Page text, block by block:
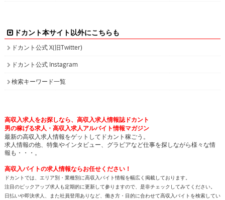
ドカント本サイト以外にこちらも
ドカント公式 X(旧Twitter)
ドカント公式 Instagram
検索キーワード一覧
高収入求人をお探しなら、高収入求人情報誌ドカント
男の稼げる求人・高収入求人アルバイト情報マガジン
最新の高収入求人情報をゲットしてドカント稼ごう。
求人情報の他、特集やインタビュー、グラビアなど仕事を探しながら様々な情
報も・・・。
高収入バイトの求人情報ならお任せください！
ドカントでは、エリア別・業種別に高収入バイト情報を幅広く掲載しております。
注目のピックアップ求人も定期的に更新して参りますので、是非チェックしてみてください。
日払いや即決求人、また社員登用ありなど、働き方・目的に合わせて高収入バイトを検索してい